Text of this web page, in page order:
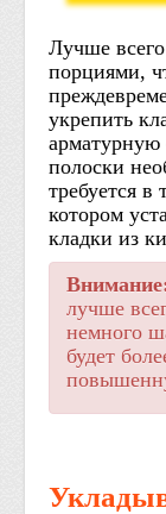
Лучше
порциями,
укрепить
арматурную
полоски
требуется в
котором
кладки из
лучше
немного
будет